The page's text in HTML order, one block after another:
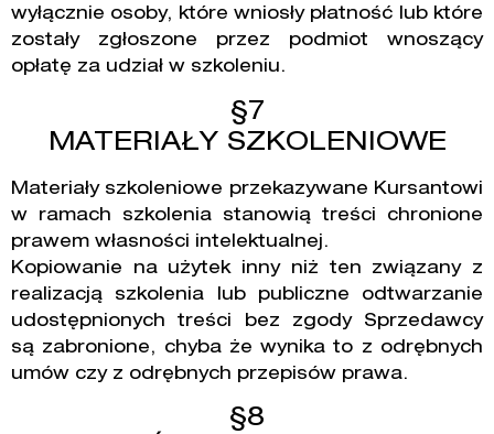
wyłącznie osoby, które wniosły płatność lub które
zostały zgłoszone przez podmiot wnoszący
opłatę za udział w szkoleniu.
§7
MATERIAŁY SZKOLENIOWE
Materiały szkoleniowe przekazywane Kursantowi
w ramach szkolenia stanowią treści chronione
prawem własności intelektualnej.
Kopiowanie na użytek inny niż ten związany z
realizacją szkolenia lub publiczne odtwarzanie
udostępnionych treści bez zgody Sprzedawcy
są zabronione, chyba że wynika to z odrębnych
umów czy z odrębnych przepisów prawa.
§8